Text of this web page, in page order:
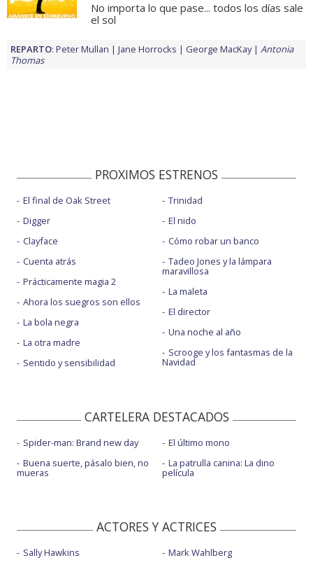
No importa lo que pase... todos los días sale
el sol
REPARTO: Peter Mullan Jane Horrocks George MacKay
Antonia
Thomas
PROXIMOS ESTRENOS
El final de Oak Street
Digger
Clayface
Cuenta atrás
Prácticamente magia 2
Ahora los suegros son ellos
La bola negra
La otra madre
Sentido y sensibilidad
Trinidad
El nido
Cómo robar un banco
Tadeo Jones y la lámpara
maravillosa
La maleta
El director
Una noche al año
Scrooge y los fantasmas de la
Navidad
CARTELERA DESTACADOS
Spider-man: Brand new day
Buena suerte, pásalo bien, no
mueras
El último mono
La patrulla canina: La dino
película
ACTORES Y ACTRICES
Sally Hawkins
Mark Wahlberg